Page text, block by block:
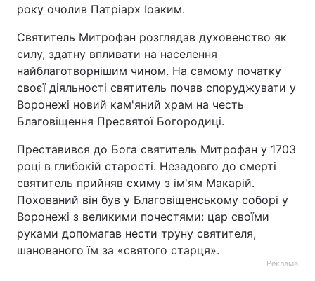
року очолив Патріарх Іоаким.
Святитель Митрофан розглядав духовенство як
силу, здатну впливати на населення
найблаготворнішим чином. На самому початку
своєї діяльності святитель почав споруджувати у
Воронежі новий кам'яний храм на честь
Благовіщення Пресвятої Богородиці.
Преставився до Бога святитель Митрофан у 1703
році в глибокій старості. Незадовго до смерті
святитель прийняв схиму з ім'ям Макарій.
Похований він був у Благовіщенському соборі у
Воронежі з великими почестями: цар своїми
руками допомагав нести труну святителя,
шанованого їм за «святого старця».
Реклама